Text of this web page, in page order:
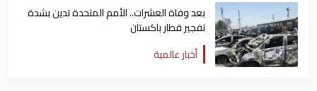
بعد وفاة العشرات.. الأمم المتحدة تدين بشدة
تفجير قطار باكستان
أخبار عالمية